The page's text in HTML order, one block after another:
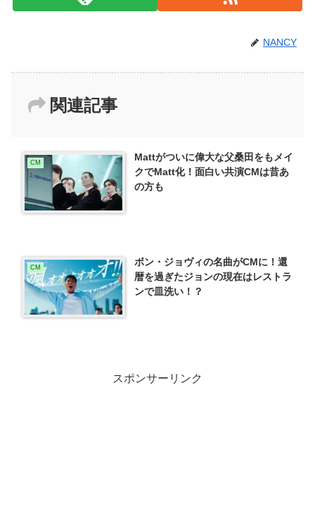
NANCY
関連記事
CM
Mattがついに偉大な父桑田をもメイ
クでMatt化！面白い共演CMは昔あ
の方も
CM
ボン・ジョヴィの名曲がCMに！還
暦を過ぎたジョンの現在はレストラ
ンで皿洗い！？
スポンサーリンク